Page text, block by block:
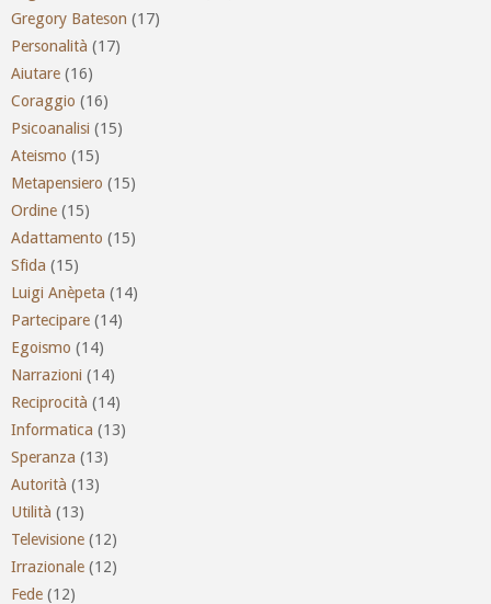
Gregory Bateson (17)
Personalità (17)
Aiutare (16)
Coraggio (16)
Psicoanalisi (15)
Ateismo (15)
Metapensiero (15)
Ordine (15)
Adattamento (15)
Sfida (15)
Luigi Anèpeta (14)
Partecipare (14)
Egoismo (14)
Narrazioni (14)
Reciprocità (14)
Informatica (13)
Speranza (13)
Autorità (13)
Utilità (13)
Televisione (12)
Irrazionale (12)
Fede (12)